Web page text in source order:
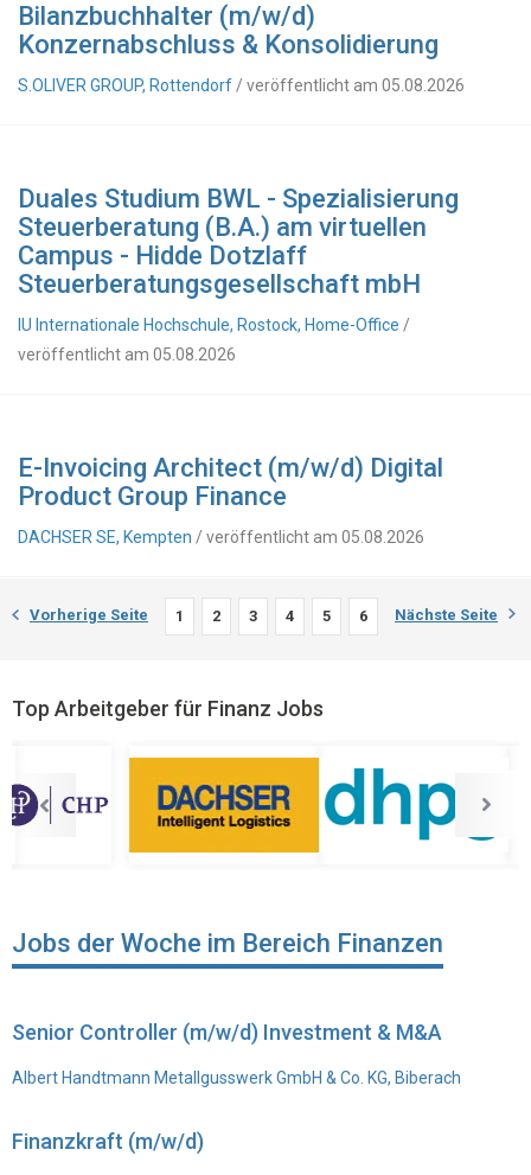
Bilanzbuchhalter (m/w/d)
Konzernabschluss & Konsolidierung
S.OLIVER GROUP, Rottendorf / veröffentlicht am 05.08.2026
Duales Studium BWL - Spezialisierung
Steuerberatung (B.A.) am virtuellen
Campus - Hidde Dotzlaff
Steuerberatungsgesellschaft mbH
IU Internationale Hochschule, Rostock, Home-Office /
veröffentlicht am 05.08.2026
E-Invoicing Architect (m/w/d) Digital
Product Group Finance
DACHSER SE, Kempten / veröffentlicht am 05.08.2026
Vorherige Seite 1 2 3 4 5 6 Nächste Seite
Top Arbeitgeber für Finanz Jobs
Jobs der Woche im Bereich Finanzen
Senior Controller (m/w/d) Investment & M&A
Albert Handtmann Metallgusswerk GmbH & Co. KG, Biberach
Finanzkraft (m/w/d)